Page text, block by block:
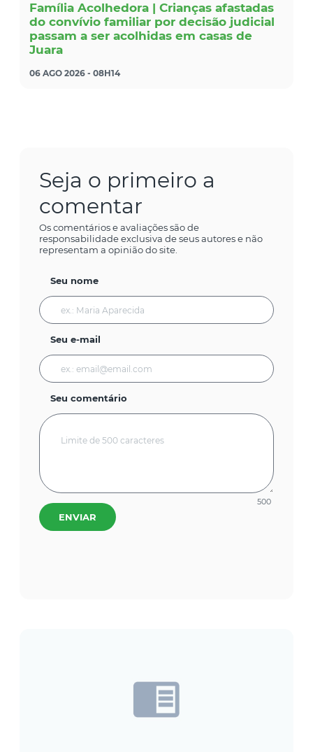
Família Acolhedora | Crianças afastadas
do convívio familiar por decisão judicial
passam a ser acolhidas em casas de
Juara
06 AGO 2026 - 08H14
Seja o primeiro a
comentar
Os comentários e avaliações são de
responsabilidade exclusiva de seus autores e não
representam a opinião do site.
Seu nome
Seu e-mail
Seu comentário
500
ENVIAR